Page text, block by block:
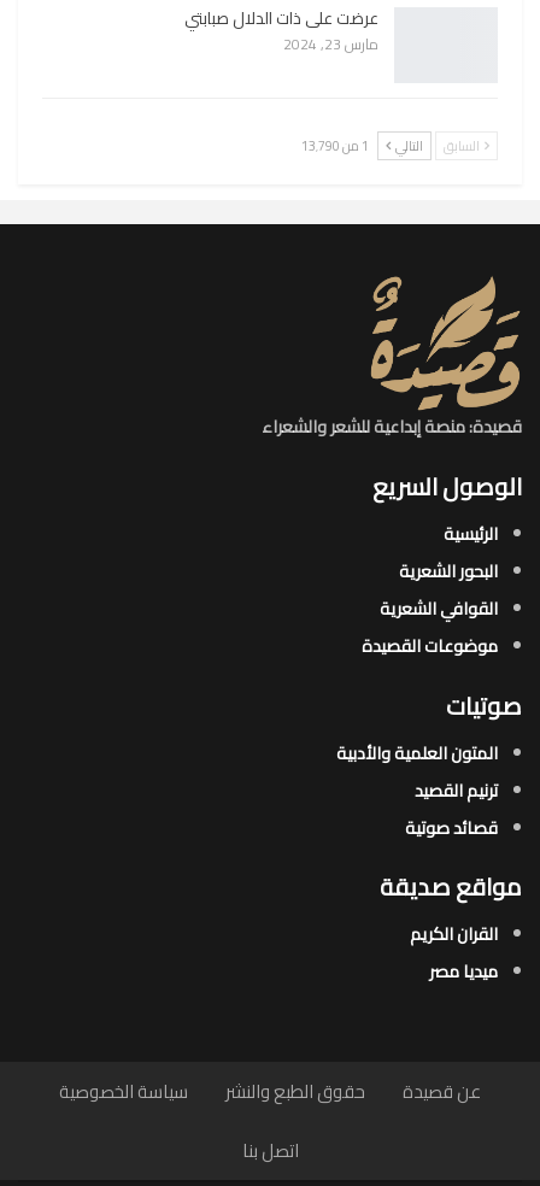
عرضت على ذات الدلال صبابتي
مارس 23, 2024
السابق التالي 1 من 13٬790
قصيدة: منصة إبداعية للشعر والشعراء
الوصول السريع
الرئيسية
البحور الشعرية​
القوافي الشعرية​
موضوعات القصيدة​
صوتيات
المتون العلمية والأدبية
ترنيم القصيد
قصائد صوتية
مواقع صديقة
القران الكريم
ميديا مصر
عن قصيدة حقوق الطبع والنشر
سياسة الخصوصية
اتصل بنا